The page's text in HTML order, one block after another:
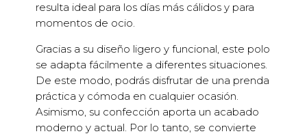
resulta ideal para los días más cálidos y para
momentos de ocio.
Gracias a su diseño ligero y funcional, este polo
se adapta fácilmente a diferentes situaciones.
De este modo, podrás disfrutar de una prenda
práctica y cómoda en cualquier ocasión.
Asimismo, su confección aporta un acabado
moderno y actual. Por lo tanto, se convierte